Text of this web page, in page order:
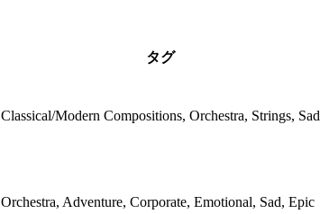
タグ
Classical/Modern Compositions, Orchestra, Strings, Sad
Orchestra, Adventure, Corporate, Emotional, Sad, Epic